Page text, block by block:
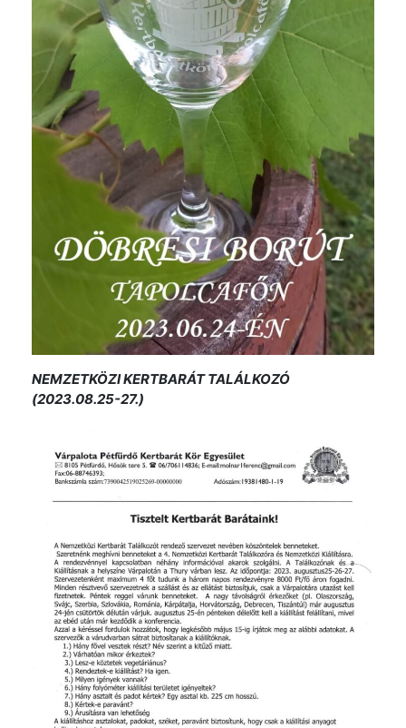
NEMZETKÖZI KERTBARÁT TALÁLKOZÓ
(2023.08.25-27.)